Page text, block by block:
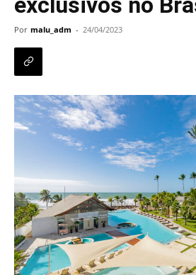
Por malu_adm - 24/04/2023